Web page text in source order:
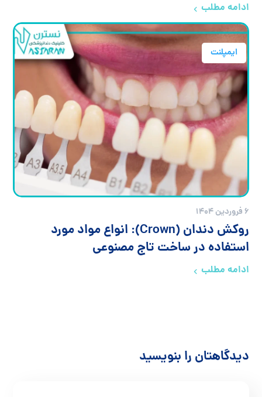
ادامه مطلب
ایمپلنت
۶ فروردین ۱۴۰۴
روکش دندان (Crown): انواع مواد مورد
استفاده در ساخت تاج مصنوعی
ادامه مطلب
دیدگاهتان را بنویسید